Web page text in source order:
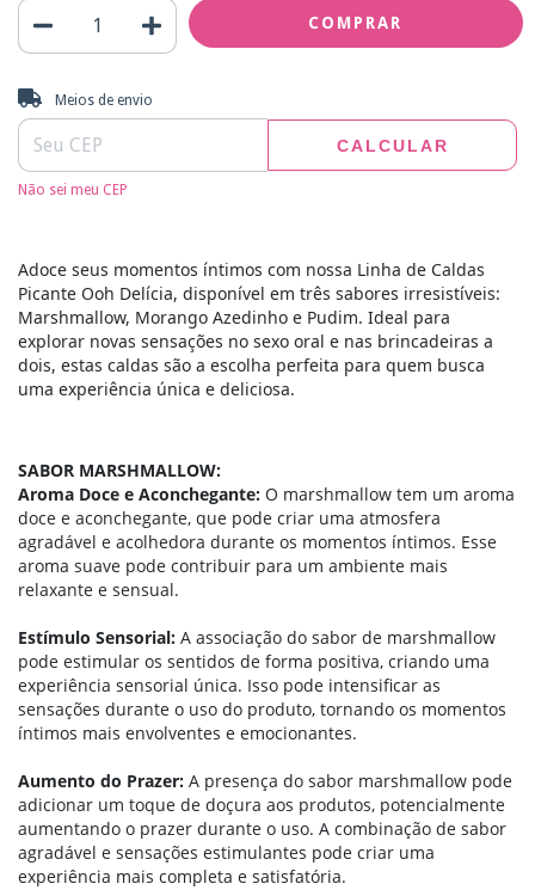
Entregas para o CEP:
Meios de envio
CALCULAR
Não sei meu CEP
Adoce seus momentos íntimos com nossa Linha de Caldas
Picante Ooh Delícia, disponível em três sabores irresistíveis:
Marshmallow, Morango Azedinho e Pudim. Ideal para
explorar novas sensações no sexo oral e nas brincadeiras a
dois, estas caldas são a escolha perfeita para quem busca
uma experiência única e deliciosa.
SABOR MARSHMALLOW:
Aroma Doce e Aconchegante: O marshmallow tem um aroma
doce e aconchegante, que pode criar uma atmosfera
agradável e acolhedora durante os momentos íntimos. Esse
aroma suave pode contribuir para um ambiente mais
relaxante e sensual.
Estímulo Sensorial: A associação do sabor de marshmallow
pode estimular os sentidos de forma positiva, criando uma
experiência sensorial única. Isso pode intensificar as
sensações durante o uso do produto, tornando os momentos
íntimos mais envolventes e emocionantes.
Aumento do Prazer: A presença do sabor marshmallow pode
adicionar um toque de doçura aos produtos, potencialmente
aumentando o prazer durante o uso. A combinação de sabor
agradável e sensações estimulantes pode criar uma
experiência mais completa e satisfatória.